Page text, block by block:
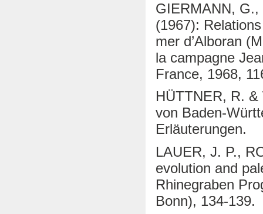
GIERMANN,
(1967):
mer d’Alboran
la campagne
France, 1968,
HÜTTNER, R.
von Baden-
Erläuterungen.
LAUER, J. P.,
evolution and
Rhinegraben
Bonn), 134-139.